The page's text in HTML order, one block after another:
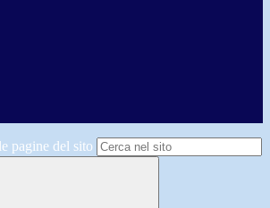
pagine del sito